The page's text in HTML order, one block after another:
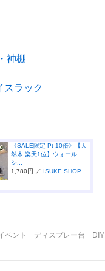
神棚
スラック
《SALE限定 Pt 10倍》【天
然木 楽天1位】ウォール
シ...
1,780円 ／ ISUKE SHOP
ベント ディスプレー台 DIY